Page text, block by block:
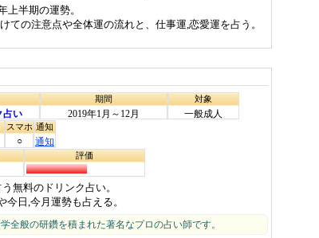
上半期の運勢。
ての注意点や全体運の流れと、仕事運,恋愛運を占う。
占い
期間
2019年1月～12月
対象
一般成人
スマホ
○
通知
通知
評価
無料のドリンク占い。
日,今月運勢も占える。
全般の研鑽を積まれた著名なプロの占い師です。